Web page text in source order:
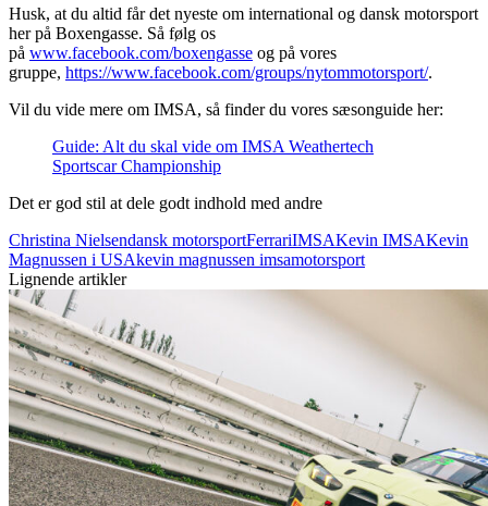
Husk, at du altid får det nyeste om international og dansk motorsport
her på Boxengasse. Så følg os
på www.facebook.com/boxengasse og på vores
gruppe, https://www.facebook.com/groups/nytommotorsport/.
Vil du vide mere om IMSA, så finder du vores sæsonguide her:
Guide: Alt du skal vide om IMSA Weathertech
Sportscar Championship
Det er god stil at dele godt indhold med andre
Christina Nielsendansk motorsportFerrariIMSAKevin IMSAKevin
Magnussen i USAkevin magnussen imsamotorsport
Lignende artikler